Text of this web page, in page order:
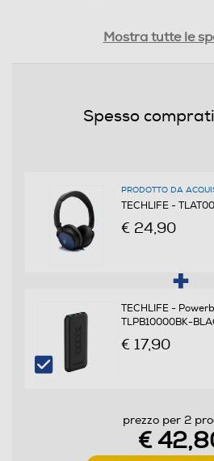
Peso-Kg
Informazioni sulla sicurezza del
Clicca qui
Mostra tutte le
Spesso
PRODOTTO DA
TECHLIFE -
€ 24,90
TECHLIFE -
TLPB10000BK-
€ 17,90
prezzo per 2
€